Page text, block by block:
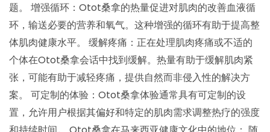
题。 增强循环：Otot桑拿的热量促进对肌肉的改善血液循
环，输送必要的营养和氧气。这种增强的循环有助于提高整
体肌肉健康水平。 缓解疼痛：正在处理肌肉疼痛或不适的
个体在Otot桑拿会话中找到缓解。热量有助于缓解肌肉紧
张，可能有助于减轻疼痛，提供自然而非侵入性的解决方
案。 可定制的体验：Otot桑拿体验通常具有可定制的设
置，允许用户根据其偏好和特定的肌肉需求调整热疗的强度